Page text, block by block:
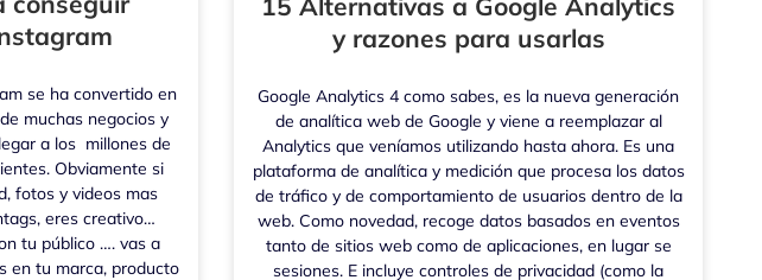
se ha convertido en
muchas negocios y
a los millones de
Obviamente si
fotos y videos mas
eres creativo…
tu público …. vas a
en tu marca, producto
y razones para usarlas
Google Analytics 4 como sabes, es la nueva generación
de analítica web de Google y viene a reemplazar al
Analytics que veníamos utilizando hasta ahora. Es una
plataforma de analítica y medición que procesa los datos
de tráfico y de comportamiento de usuarios dentro de la
web. Como novedad, recoge datos basados en eventos
tanto de sitios web como de aplicaciones, en lugar se
sesiones. E incluye controles de privacidad (como la